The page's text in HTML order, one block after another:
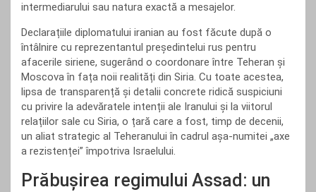
intermediarului sau natura exactă a mesajelor.
Declarațiile diplomatului iranian au fost făcute după o
întâlnire cu reprezentantul președintelui rus pentru
afacerile siriene, sugerând o coordonare între Teheran și
Moscova în fața noii realități din Siria. Cu toate acestea,
lipsa de transparență și detalii concrete ridică suspiciuni
cu privire la adevăratele intenții ale Iranului și la viitorul
relațiilor sale cu Siria, o țară care a fost, timp de decenii,
un aliat strategic al Teheranului în cadrul așa-numitei „axe
a rezistenței” împotriva Israelului.
Prăbușirea regimului Assad: un